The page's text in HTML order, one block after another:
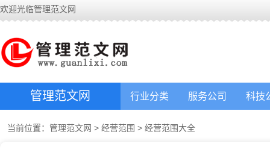
欢迎光临管理范文网
管理范文网 行业分类 服务公司 科技
当前位置： 管理范文网 > 经营范围 > 经营范围大全